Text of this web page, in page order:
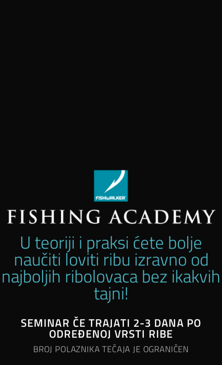
U teoriji i praksi ćete bolje
naučiti loviti ribu izravno od
najboljih ribolovaca bez ikakvih
tajni!
SEMINAR ČE TRAJATI 2-3 DANA PO
ODREĐENOJ VRSTI RIBE
BROJ POLAZNIKA TEČAJA JE OGRANIČEN